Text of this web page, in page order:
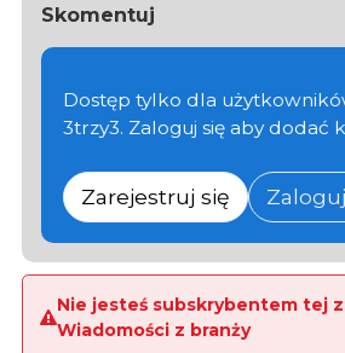
Skomentuj
Dostęp tylko dla
3trzy3. Zaloguj się aby dodać
Zarejestruj się
Nie jesteś subskrybentem tej
Wiadomości z branży